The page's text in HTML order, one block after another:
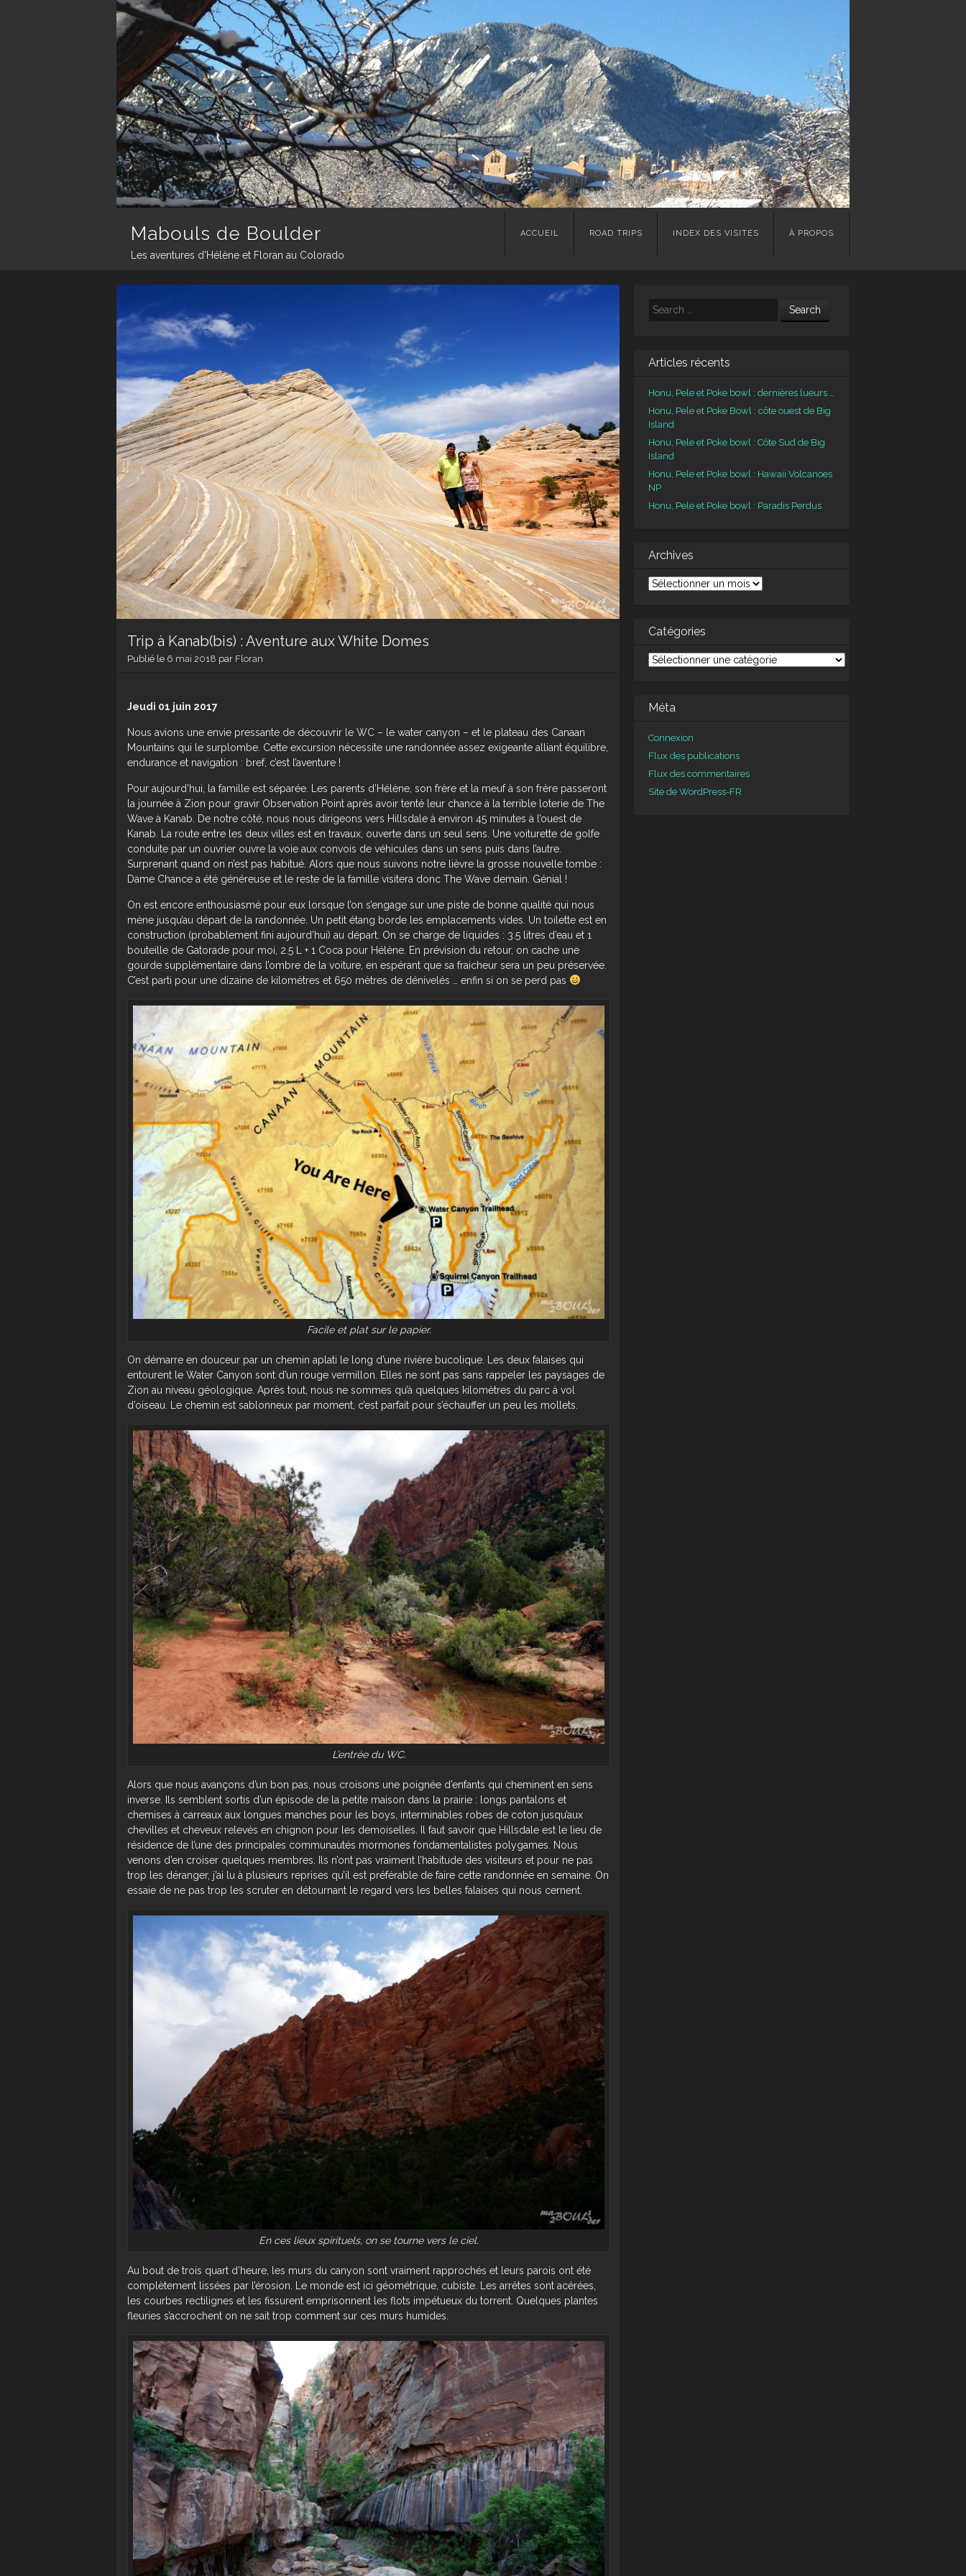
Mabouls de Boulder
Les aventures d'Hélène et Floran au Colorado
Skip
ACCUEIL ROAD TRIPS INDEX DES VISITES À PROPOS
Trip à Kanab(bis) : Aventure aux White Domes
Publié le 6 mai 2018 par Floran
Jeudi 01 juin 2017
Nous avions une envie pressante de découvrir le WC – le water canyon – et le plateau des Canaan
Mountains qui le surplombe. Cette excursion nécessite une randonnée assez exigeante alliant équilibre,
endurance et navigation : bref, c’est l’aventure !
Pour aujourd’hui, la famille est séparée. Les parents d’Hélène, son frère et la meuf à son frère passeront
la journée à Zion pour gravir Observation Point après avoir tenté leur chance à la terrible loterie de The
Wave à Kanab. De notre côté, nous nous dirigeons vers Hillsdale à environ 45 minutes à l’ouest de
Kanab. La route entre les deux villes est en travaux, ouverte dans un seul sens. Une voiturette de golfe
conduite par un ouvrier ouvre la voie aux convois de véhicules dans un sens puis dans l’autre.
Surprenant quand on n’est pas habitué. Alors que nous suivons notre lièvre la grosse nouvelle tombe :
Dame Chance a été généreuse et le reste de la famille visitera donc The Wave demain. Génial !
On est encore enthousiasmé pour eux lorsque l’on s’engage sur une piste de bonne qualité qui nous
mène jusqu’au départ de la randonnée. Un petit étang borde les emplacements vides. Un toilette est en
construction (probablement fini aujourd’hui) au départ. On se charge de liquides : 3.5 litres d’eau et 1
bouteille de Gatorade pour moi, 2.5 L + 1 Coca pour Hélène. En prévision du retour, on cache une
gourde supplémentaire dans l’ombre de la voiture, en espérant que sa fraicheur sera un peu préservée.
C’est parti pour une dizaine de kilomètres et 650 mètres de dénivelés … enfin si on se perd pas
Facile et plat sur le papier.
On démarre en douceur par un chemin aplati le long d’une rivière bucolique. Les deux falaises qui
entourent le Water Canyon sont d’un rouge vermillon. Elles ne sont pas sans rappeler les paysages de
Zion au niveau géologique. Après tout, nous ne sommes qu’à quelques kilomètres du parc à vol
d’oiseau. Le chemin est sablonneux par moment, c’est parfait pour s’échauffer un peu les mollets.
L’entrée du WC.
Alors que nous avançons d’un bon pas, nous croisons une poignée d’enfants qui cheminent en sens
inverse. Ils semblent sortis d’un épisode de la petite maison dans la prairie : longs pantalons et
chemises à carreaux aux longues manches pour les boys, interminables robes de coton jusqu’aux
chevilles et cheveux relevés en chignon pour les demoiselles. Il faut savoir que Hillsdale est le lieu de
résidence de l’une des principales communautés mormones fondamentalistes polygames. Nous
venons d’en croiser quelques membres. Ils n’ont pas vraiment l’habitude des visiteurs et pour ne pas
trop les déranger, j’ai lu à plusieurs reprises qu’il est préférable de faire cette randonnée en semaine. On
essaie de ne pas trop les scruter en détournant le regard vers les belles falaises qui nous cernent.
En ces lieux spirituels, on se tourne vers le ciel.
Au bout de trois quart d’heure, les murs du canyon sont vraiment rapprochés et leurs parois ont été
complètement lissées par l’érosion. Le monde est ici géométrique, cubiste. Les arrêtes sont acérées,
les courbes rectilignes et les fissurent emprisonnent les flots impétueux du torrent. Quelques plantes
fleuries s’accrochent on ne sait trop comment sur ces murs humides.
Search
Articles récents
Honu, Pele et Poke bowl : dernières lueurs …
Honu, Pele et Poke Bowl : côte ouest de Big
Island
Honu, Pele et Poke bowl : Côte Sud de Big
Island
Honu, Pele et Poke bowl : Hawaii Volcanoes
NP
Honu, Pele et Poke bowl : Paradis Perdus
Archives
Archives
Catégories
Catégories
Méta
Connexion
Flux des publications
Flux des commentaires
Site de WordPress-FR